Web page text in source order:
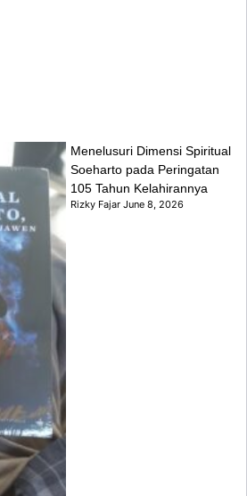
Menelusuri Dimensi Spiritual
Soeharto pada Peringatan
105 Tahun Kelahirannya
Rizky FajarJune 8, 2026